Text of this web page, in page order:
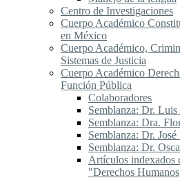
Centro de Investigaciones
Cuerpo Académico
en México
Cuerpo Académico,
Sistemas de Justicia
Cuerpo Académico
Función Pública
Colaboradores
Semblanza: Dr.
Semblanza: Dra.
Semblanza: Dr.
Semblanza: Dr.
Artículos indexados
"Derechos